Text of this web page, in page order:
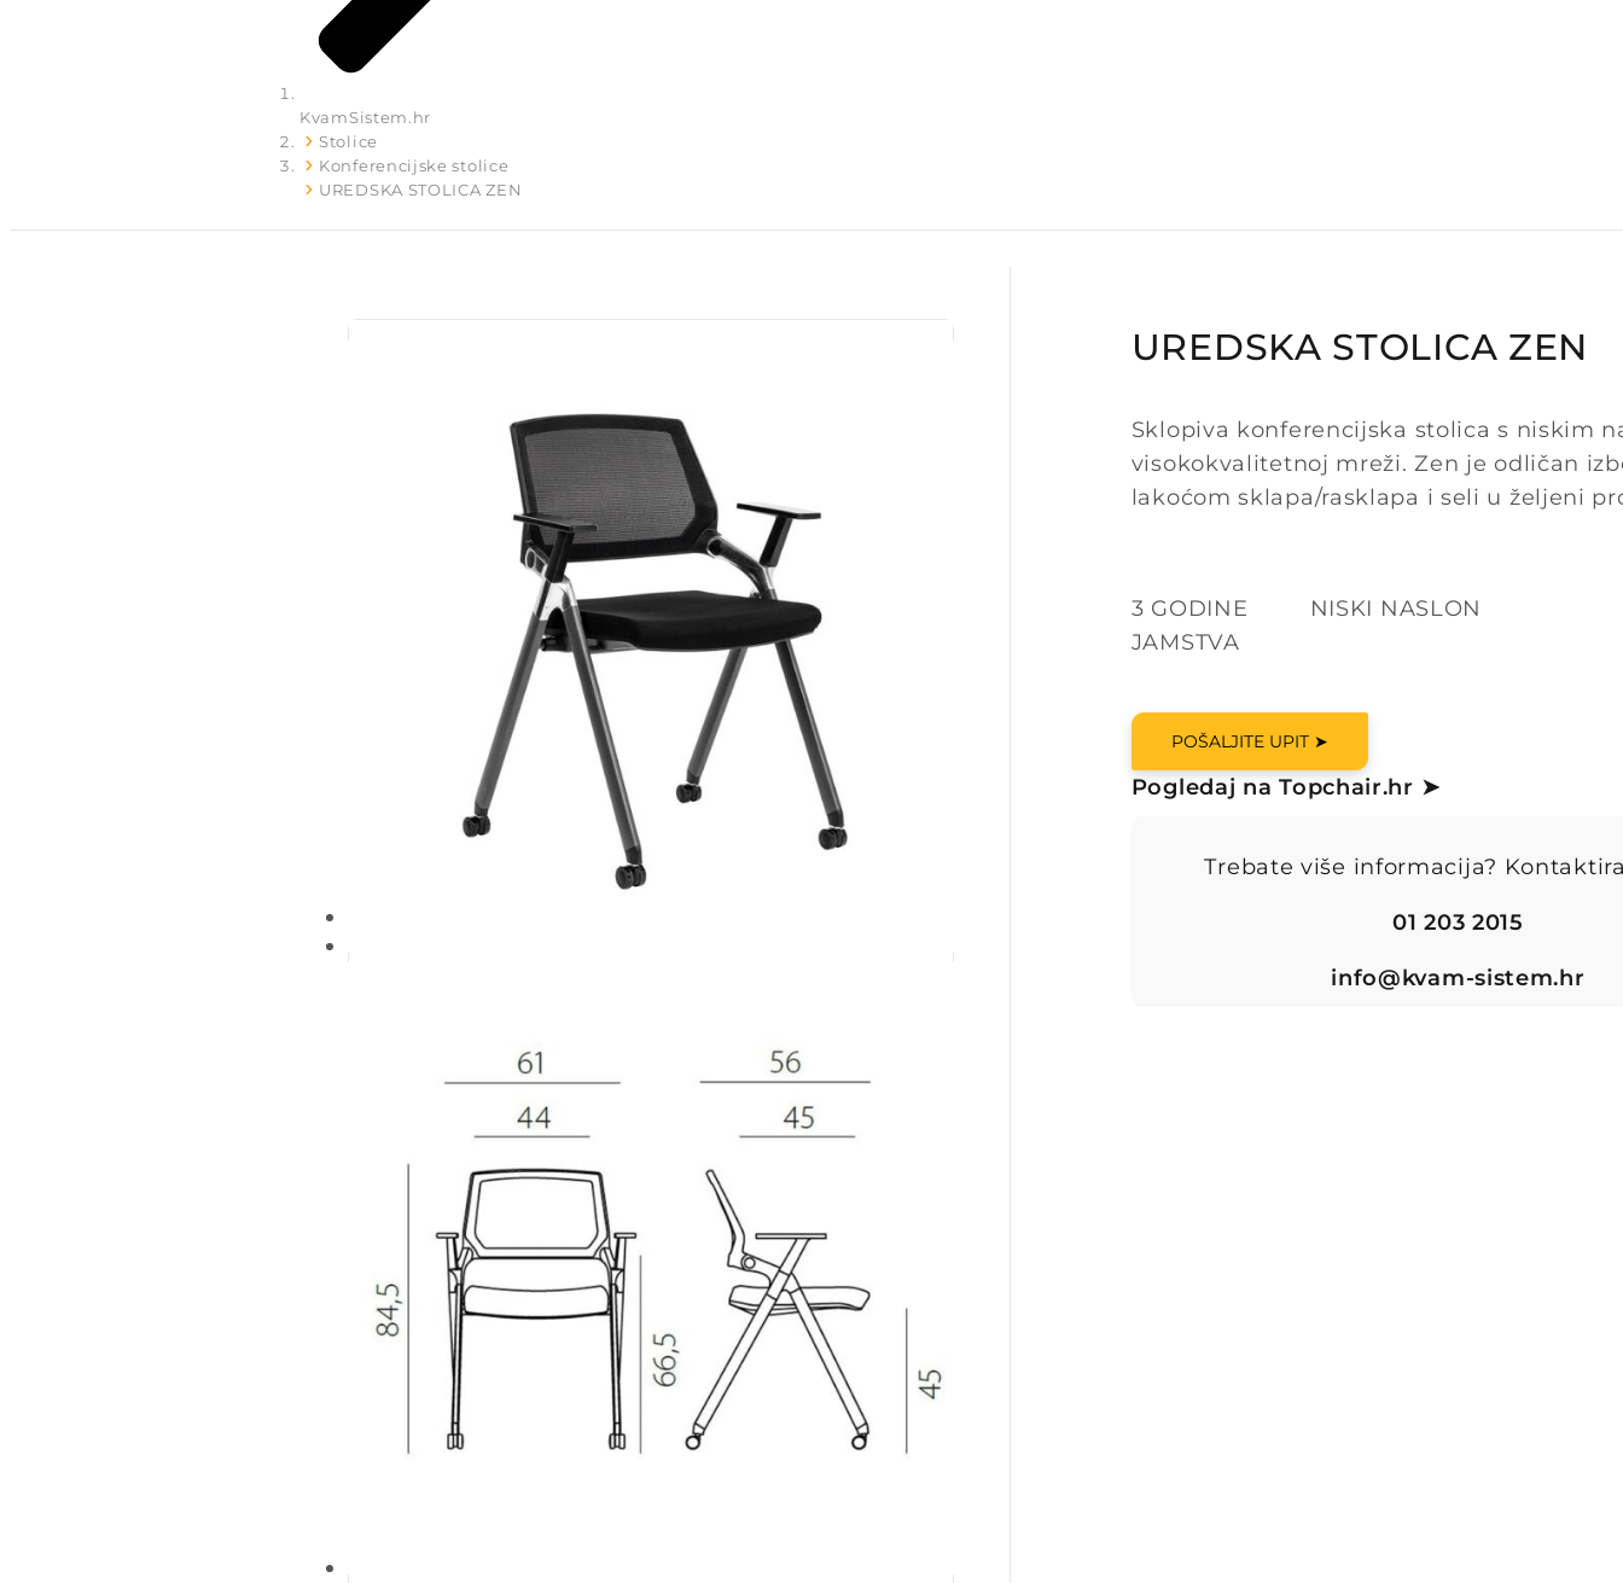
KvamSistem.hr
Stolice
Konferencijske stolice
UREDSKA STOLICA ZEN
UREDSKA STOLICA ZEN
Sklopiva konferencijska stolica s niskim
visokokvalitetnoj mreži. Zen je odličan
lakoćom sklapa/rasklapa i seli u željeni
3 GODINE NISKI NASLON
JAMSTVA
POŠALJITE UPIT ➤
Pogledaj na Topchair.hr ➤
Trebate više informacija?
01 203 2015
info@kvam-sistem.hr